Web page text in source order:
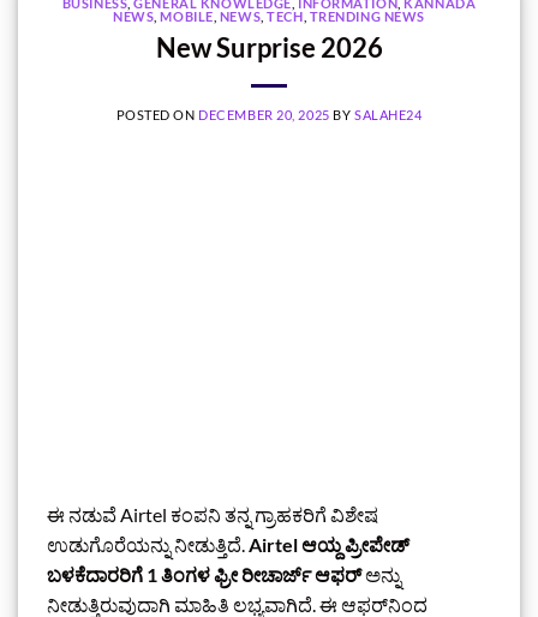
NEWS ,MOBILE NEWS ,TECH TRENDING NEWS
New Surprise 2026
POSTED ON DECEMBER 20, 2025 BY SALAHE24
ಈ ನಡುವೆ Airtel ಕಂಪನಿ ತನ್ನ ಗ್ರಾಹಕರಿಗೆ ವಿಶೇಷ
ಉಡುಗೊರೆಯನ್ನು ನೀಡುತ್ತಿದೆ. Airtel ಆಯ್ದ ಪ್ರೀಪೇಡ್
ಬಳಕೆದಾರರಿಗೆ 1 ತಿಂಗಳ ಫ್ರೀ ರೀಚಾರ್ಜ್ ಆಫರ್ಅನ್ನು
ನೀಡುತ್ತಿರುವುದಾಗಿ ಮಾಹಿತಿ ಲಭ್ಯವಾಗಿದೆ. ಈ ಆಫರ್‌ನಿಂದ